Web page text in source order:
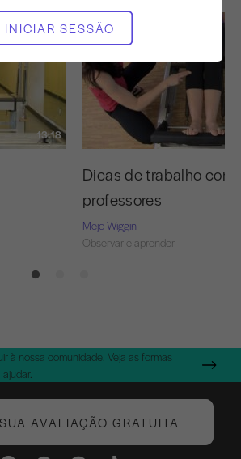
INICIAR SESSÃO
13:18
Dicas de trabalho com
professores
Mejo Wiggin
Observar e aprender
à nossa comunidade. Veja as formas
AVALIAÇÃO GRATUITA